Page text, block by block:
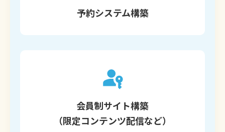
予約システム構築
会員制サイト構築
（限定コンテンツ配信など）